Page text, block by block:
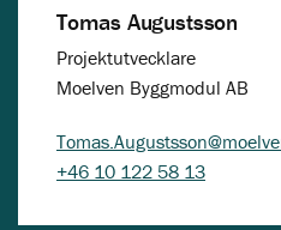
Tomas Augustsson
Projektutvecklare
Moelven Byggmodul AB
+46 10 122 58 13